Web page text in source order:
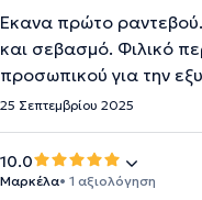
Έκανα πρώτο
και σεβασμό. Φιλικό
προσωπικού για την
25 Σεπτεμβρίου 2025
10.0
Μαρκέλα• 1 αξιολόγηση